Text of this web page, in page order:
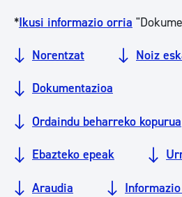
*Ikusi informazio orria
Norentzat Noiz
Dokumentazioa
Ordaindu beharreko kopurua
Ebazteko epeak
Araudia